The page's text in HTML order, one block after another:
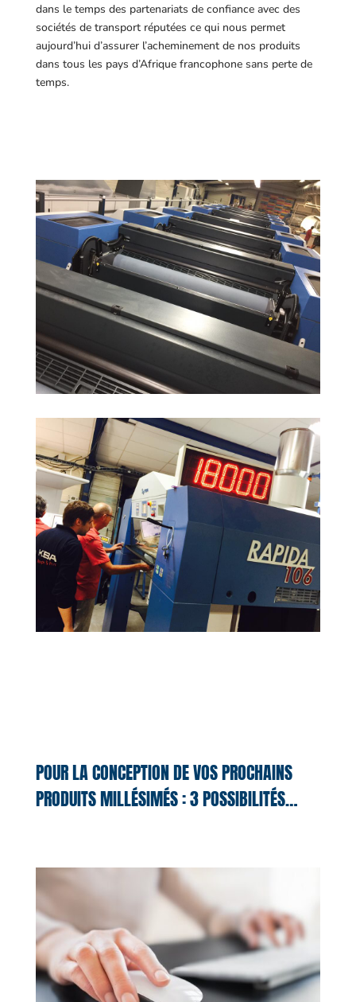
dans le temps des partenariats de confiance avec des
sociétés de transport réputées ce qui nous permet
aujourd’hui d’assurer l’acheminement de nos produits
dans tous les pays d’Afrique francophone sans perte de
temps.
POUR LA CONCEPTION DE VOS PROCHAINS
PRODUITS MILLÉSIMÉS : 3 POSSIBILITÉS…